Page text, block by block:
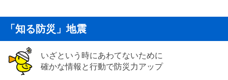
「知る防災」地震
いざという時にあわてないために
確かな情報と行動で防災力アップ